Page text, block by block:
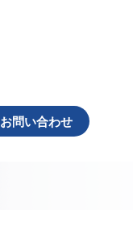
お問い合わせ